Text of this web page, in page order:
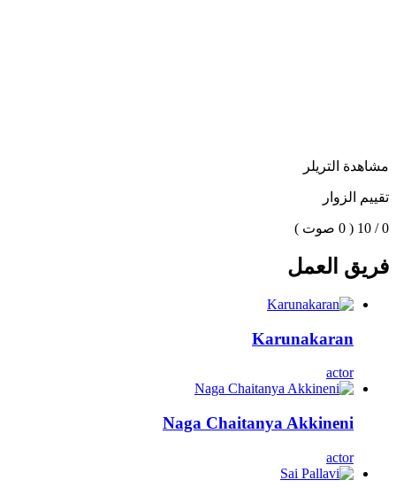
مشاهدة التريلر
تقييم الزوار
0 / 10 ( 0 صوت )
فريق العمل
Karunakaran
actor
Naga Chaitanya Akkineni
actor